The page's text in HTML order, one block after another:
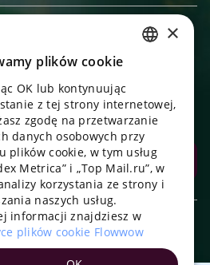
wygodniejsze!
dostawa, wygodny czat z
aplikację
UKRAINIAN
PORTUGUESE
SPANISH
×
plików cookie
OK lub kontynuując
z tej strony internetowej,
zgodę na przetwarzanie
danych osobowych przy
plików cookie, w tym usług
Metrica” i „Top Mail.ru”, w
korzystania ze strony i
naszych usług.
informacji znajdziesz w
plików cookie Flowwow